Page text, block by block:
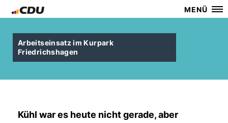
MENÜ
Arbeitseinsatz im Kurpark
Friedrichshagen
Kühl war es heute nicht gerade, aber